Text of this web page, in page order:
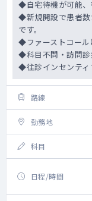
◆自宅待機が可能、
◆新規開設で患者数
です。
◆ファーストコール
◆科目不問・訪問診
◆往診インセンティ
路線
勤務地
科目
日程/時間